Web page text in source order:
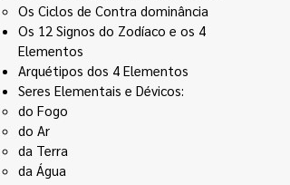
Os Ciclos de Contra dominância
Os 12 Signos do Zodíaco e os 4
Elementos
Arquétipos dos 4 Elementos
Seres Elementais e Dévicos:
do Fogo
do Ar
da Terra
da Água